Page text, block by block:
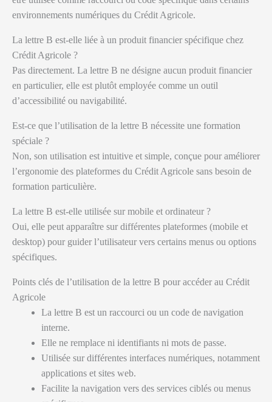
environnements numériques du Crédit Agricole.
La lettre B est-elle liée à un produit financier spécifique chez
Crédit Agricole ?
Pas directement. La lettre B ne désigne aucun produit financier
en particulier, elle est plutôt employée comme un outil
d’accessibilité ou navigabilité.
Est-ce que l’utilisation de la lettre B nécessite une formation
spéciale ?
Non, son utilisation est intuitive et simple, conçue pour améliorer
l’ergonomie des plateformes du Crédit Agricole sans besoin de
formation particulière.
La lettre B est-elle utilisée sur mobile et ordinateur ?
Oui, elle peut apparaître sur différentes plateformes (mobile et
desktop) pour guider l’utilisateur vers certains menus ou options
spécifiques.
Points clés de l’utilisation de la lettre B pour accéder au Crédit
Agricole
La lettre B est un raccourci ou un code de navigation
interne.
Elle ne remplace ni identifiants ni mots de passe.
Utilisée sur différentes interfaces numériques, notamment
applications et sites web.
Facilite la navigation vers des services ciblés ou menus